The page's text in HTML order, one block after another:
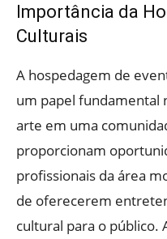
Importância da
Culturais
A hospedagem de
um papel fundamental
arte em uma
proporcionam
profissionais da área
de oferecerem
cultural para o público.